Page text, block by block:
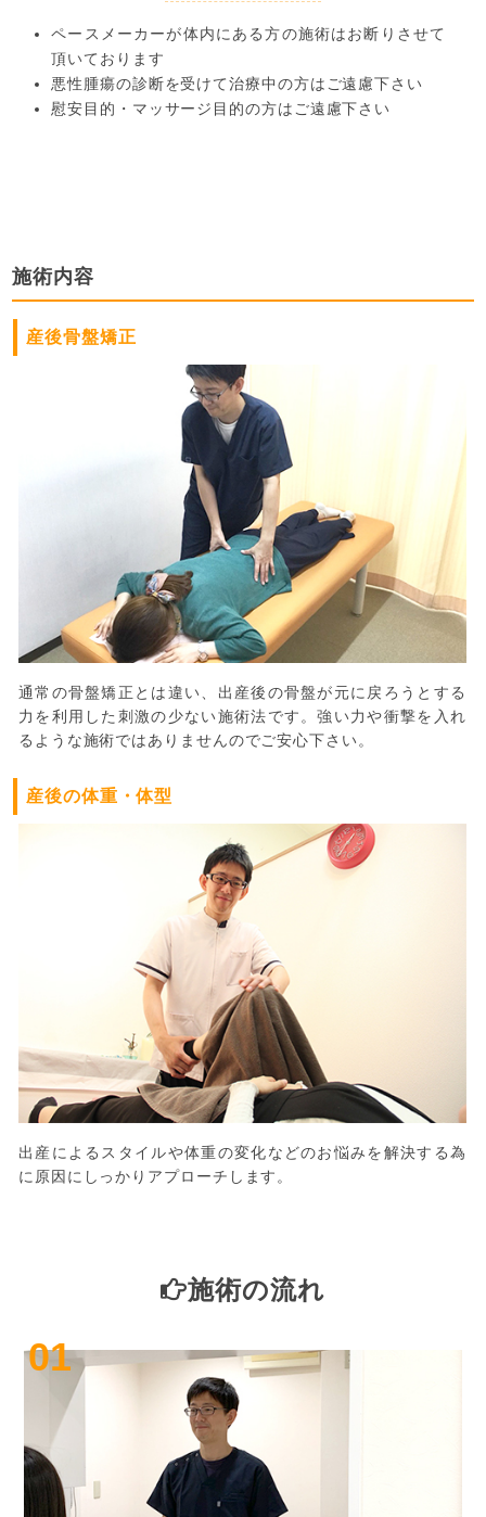
ペースメーカーが体内にある方の施術はお断りさせて
頂いております
悪性腫瘍の診断を受けて治療中の方はご遠慮下さい
慰安目的・マッサージ目的の方はご遠慮下さい
施術内容
産後骨盤矯正
通常の骨盤矯正とは違い、出産後の骨盤が元に戻ろうとする
力を利用した刺激の少ない施術法です。強い力や衝撃を入れ
るような施術ではありませんのでご安心下さい。
産後の体重・体型
出産によるスタイルや体重の変化などのお悩みを解決する為
に原因にしっかりアプローチします。
施術の流れ
01